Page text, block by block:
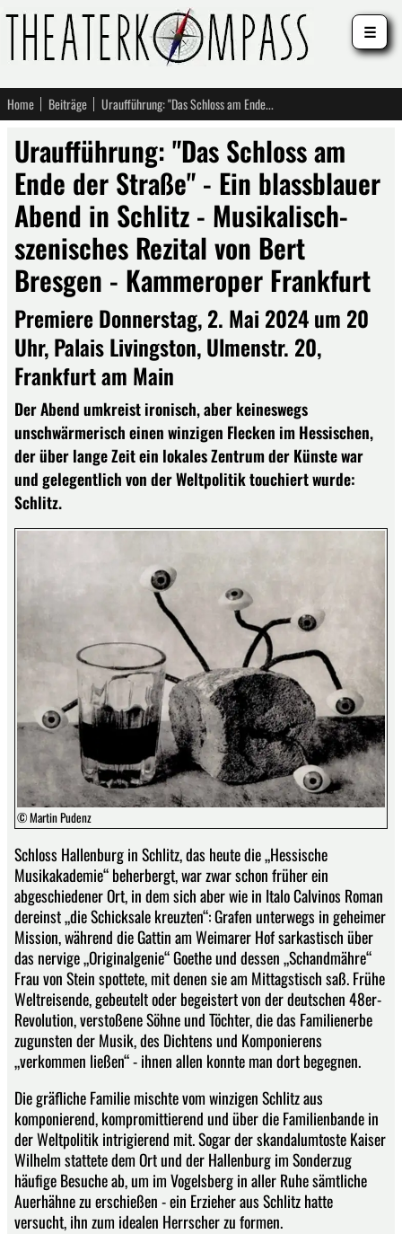
Home Beiträge Uraufführung: "Das Schloss am Ende der Straße" - Ein blassblauer Abend in Schlitz - Musikalisch-szenisches Rezital von Bert Bresgen - Kammeroper Frankfurt
Uraufführung: "Das Schloss am
Ende der Straße" - Ein blassblauer
Abend in Schlitz - Musikalisch-
szenisches Rezital von Bert
Bresgen - Kammeroper Frankfurt
Premiere Donnerstag, 2. Mai 2024 um 20
Uhr, Palais Livingston, Ulmenstr. 20,
Frankfurt am Main
Der Abend umkreist ironisch, aber keineswegs
unschwärmerisch einen winzigen Flecken im Hessischen,
der über lange Zeit ein lokales Zentrum der Künste war
und gelegentlich von der Weltpolitik touchiert wurde:
Schlitz.
© Martin Pudenz
Schloss Hallenburg in Schlitz, das heute die „Hessische
Musikakademie“ beherbergt, war zwar schon früher ein
abgeschiedener Ort, in dem sich aber wie in Italo Calvinos Roman
dereinst „die Schicksale kreuzten“: Grafen unterwegs in geheimer
Mission, während die Gattin am Weimarer Hof sarkastisch über
das nervige „Originalgenie“ Goethe und dessen „Schandmähre“
Frau von Stein spottete, mit denen sie am Mittagstisch saß. Frühe
Weltreisende, gebeutelt oder begeistert von der deutschen 48er-
Revolution, verstoßene Söhne und Töchter, die das Familienerbe
zugunsten der Musik, des Dichtens und Komponierens
„verkommen ließen“ - ihnen allen konnte man dort begegnen.
Die gräfliche Familie mischte vom winzigen Schlitz aus
komponierend, kompromittierend und über die Familienbande in
der Weltpolitik intrigierend mit. Sogar der skandalumtoste Kaiser
Wilhelm stattete dem Ort und der Hallenburg im Sonderzug
häufige Besuche ab, um im Vogelsberg in aller Ruhe sämtliche
Auerhähne zu erschießen - ein Erzieher aus Schlitz hatte
versucht, ihn zum idealen Herrscher zu formen.
☰